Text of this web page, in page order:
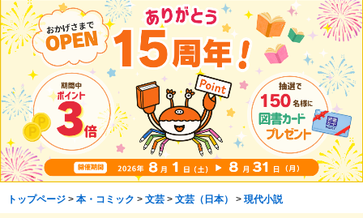
トップページ> 本・コミック > 文芸> 文芸（日本） > 現代小説